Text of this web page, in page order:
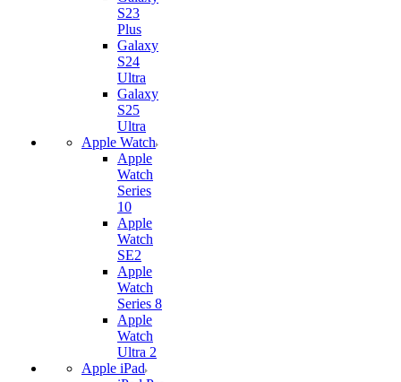
S23
Plus
Galaxy
S24
Ultra
Galaxy
S25
Ultra
Apple Watch
Apple
Watch
Series
10
Apple
Watch
SE2
Apple
Watch
Series 8
Apple
Watch
Ultra 2
Apple iPad